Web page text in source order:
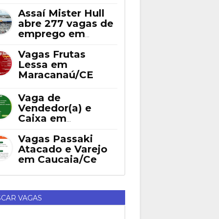
Assaí Mister Hull
abre 277 vagas de
emprego em
Vagas Frutas
Lessa em
Maracanaú/CE
Vaga de
Vendedor(a) e
Caixa em
Vagas Passaki
Atacado e Varejo
em Caucaia/Ce
VAGAS